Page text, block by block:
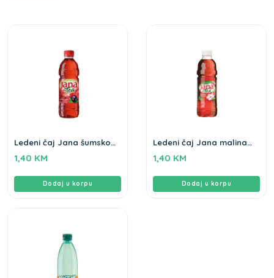
Ledeni čaj Jana šumsko
1,40 KM
Dodaj u korpu
Ledeni čaj Jana malina
1,40 KM
Dodaj u korpu